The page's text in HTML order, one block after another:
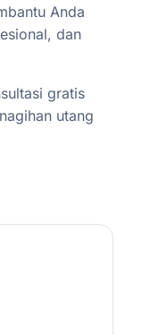
Anda
dan
gratis
utang